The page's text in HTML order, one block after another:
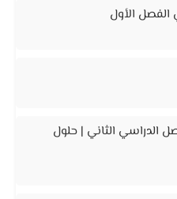
الأول
الدراسي الثاني | حلول